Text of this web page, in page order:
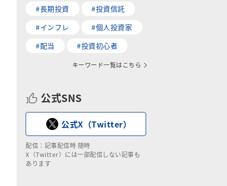
#長期投資
#投資信託
#インフレ
#個人投資家
#配当
#投資初心者
キーワード一覧はこちら
公式SNS
公式X（Twitter）
配信：記事配信時 随時
X（Twitter）には一部配信しない記事も
あります